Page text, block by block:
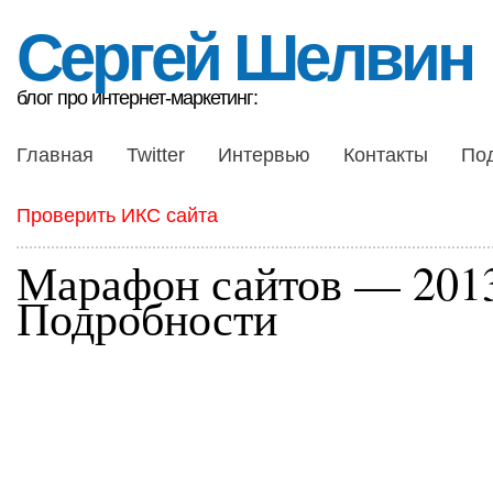
Сергей Шелвин
блог про интернет-маркетинг:
Главная Twitter Интервью Контакты
Проверить ИКС сайта
Марафон сайтов —
Подробности